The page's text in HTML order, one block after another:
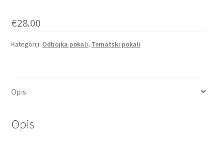
€28.00
Kategoriji: Odbojka pokali, Tematski pokali
Opis
Opis